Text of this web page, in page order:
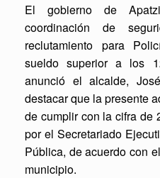
El gobierno de
coordinación de
reclutamiento para
sueldo superior a los
anunció el alcalde,
destacar que la presente
de cumplir con la cifra de
por el Secretariado
Pública, de acuerdo con
municipio.